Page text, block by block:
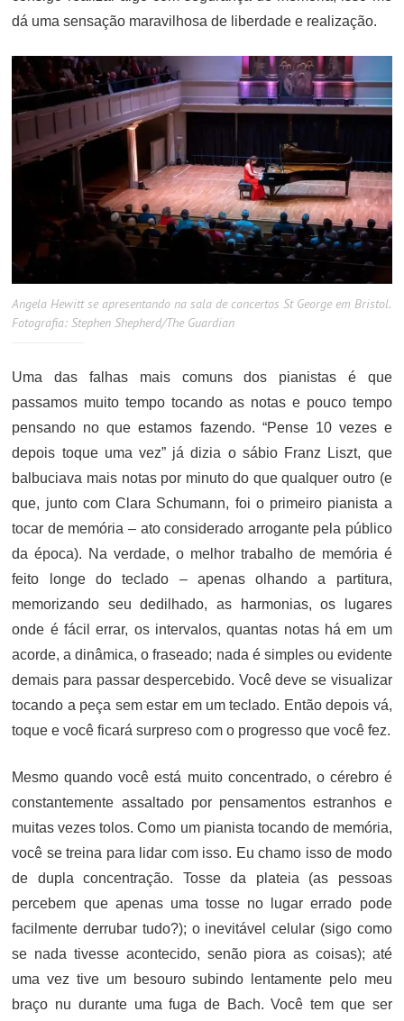
dá uma sensação maravilhosa de liberdade e realização.
Angela Hewitt se apresentando na sala de concertos St George em Bristol.
Fotografia: Stephen Shepherd/The Guardian
Uma das falhas mais comuns dos pianistas é que
passamos muito tempo tocando as notas e pouco tempo
pensando no que estamos fazendo. “Pense 10 vezes e
depois toque uma vez” já dizia o sábio Franz Liszt, que
balbuciava mais notas por minuto do que qualquer outro (e
que, junto com Clara Schumann, foi o primeiro pianista a
tocar de memória – ato considerado arrogante pela público
da época). Na verdade, o melhor trabalho de memória é
feito longe do teclado – apenas olhando a partitura,
memorizando seu dedilhado, as harmonias, os lugares
onde é fácil errar, os intervalos, quantas notas há em um
acorde, a dinâmica, o fraseado; nada é simples ou evidente
demais para passar despercebido. Você deve se visualizar
tocando a peça sem estar em um teclado. Então depois vá,
toque e você ficará surpreso com o progresso que você fez.
Mesmo quando você está muito concentrado, o cérebro é
constantemente assaltado por pensamentos estranhos e
muitas vezes tolos. Como um pianista tocando de memória,
você se treina para lidar com isso. Eu chamo isso de modo
de dupla concentração. Tosse da plateia (as pessoas
percebem que apenas uma tosse no lugar errado pode
facilmente derrubar tudo?); o inevitável celular (sigo como
se nada tivesse acontecido, senão piora as coisas); até
uma vez tive um besouro subindo lentamente pelo meu
braço nu durante uma fuga de Bach. Você tem que ser